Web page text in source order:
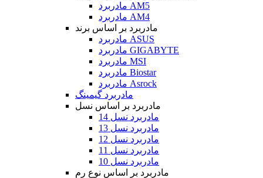
مادربرد AM5
مادربرد AM4
مادربرد بر اساس برند
مادربرد ASUS
مادربرد GIGABYTE
مادربرد MSI
مادربرد Biostar
مادربرد Asrock
مادربرد گیمینگ
مادربرد بر اساس نسل
مادربرد نسل 14
مادربرد نسل 13
مادربرد نسل 12
مادربرد نسل 11
مادربرد نسل 10
مادربرد بر اساس نوع رم